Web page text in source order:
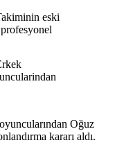
Oğuz
kararı aldı.